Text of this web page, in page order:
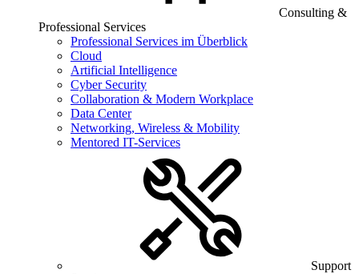
Consulting &
Professional Services
Professional Services im Überblick
Cloud
Artificial Intelligence
Cyber Security
Collaboration & Modern Workplace
Data Center
Networking, Wireless & Mobility
Mentored IT-Services
Support